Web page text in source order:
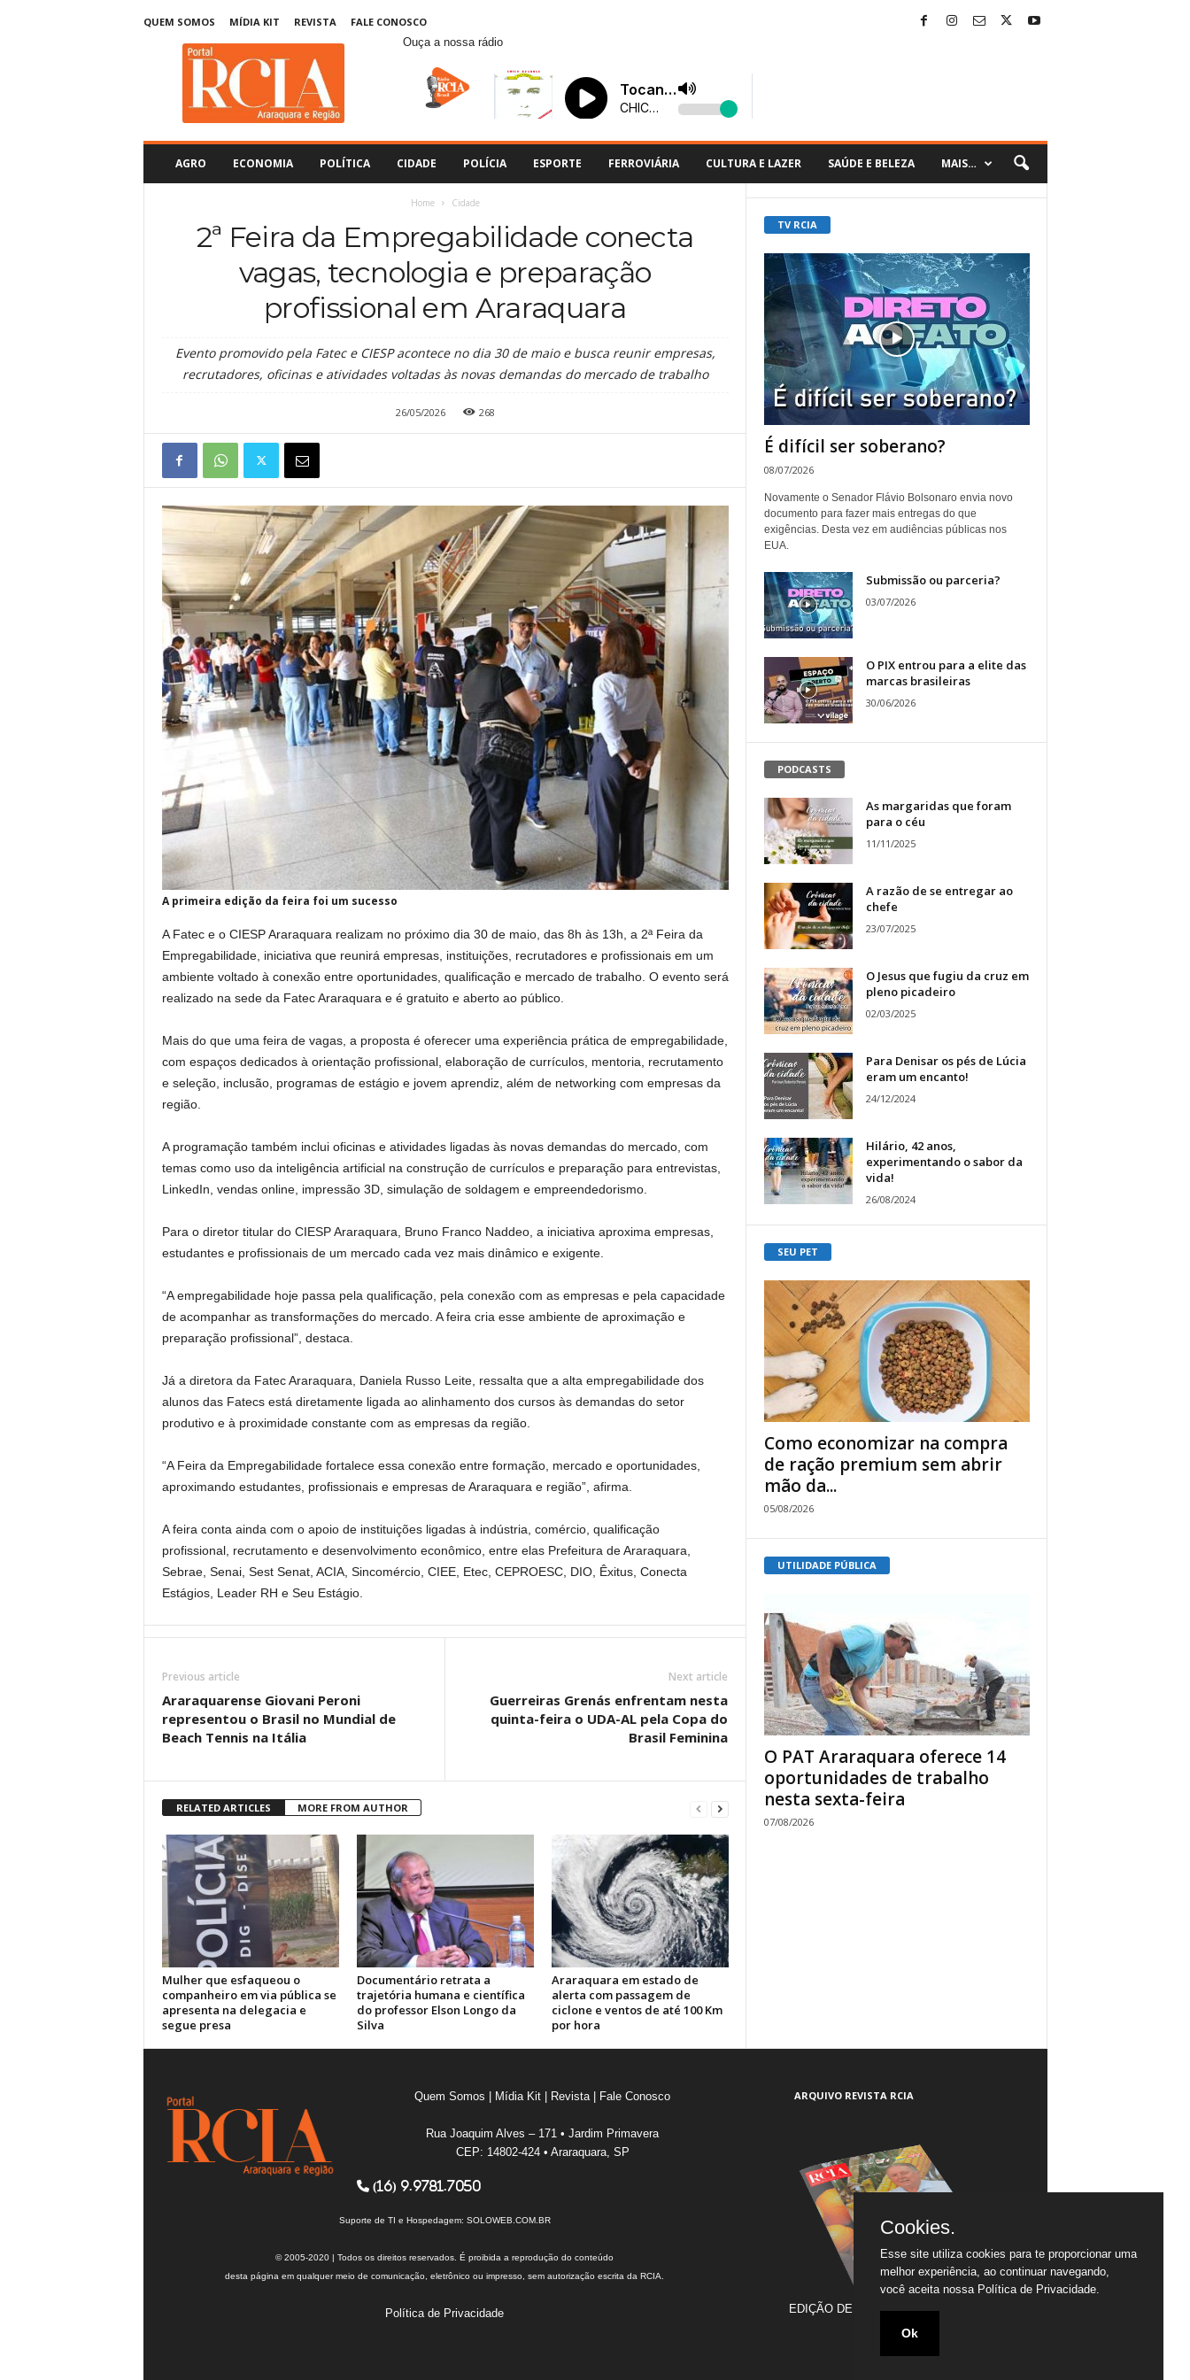
QUEM SOMOS MÍDIA KIT REVISTA
FALE CONOSCO
Ouça a nossa rádio
AGRO ECONOMIA POLÍTICA CIDADE POLÍCIA ESPORTE FERROVIÁRIA CULTURA E LAZER SAÚDE E BELEZA MAIS…
Home Cidade
2ª Feira da Empregabilidade conecta
vagas, tecnologia e preparação
profissional em Araraquara
Evento promovido pela Fatec e CIESP acontece no dia 30 de maio e busca reunir empresas,
recrutadores, oficinas e atividades voltadas às novas demandas do mercado de trabalho
26/05/2026 268
A primeira edição da feira foi um sucesso
A Fatec e o CIESP Araraquara realizam no próximo dia 30 de maio, das 8h às 13h, a 2ª Feira da
Empregabilidade, iniciativa que reunirá empresas, instituições, recrutadores e profissionais em um
ambiente voltado à conexão entre oportunidades, qualificação e mercado de trabalho. O evento será
realizado na sede da Fatec Araraquara e é gratuito e aberto ao público.
Mais do que uma feira de vagas, a proposta é oferecer uma experiência prática de empregabilidade,
com espaços dedicados à orientação profissional, elaboração de currículos, mentoria, recrutamento
e seleção, inclusão, programas de estágio e jovem aprendiz, além de networking com empresas da
região.
A programação também inclui oficinas e atividades ligadas às novas demandas do mercado, com
temas como uso da inteligência artificial na construção de currículos e preparação para entrevistas,
LinkedIn, vendas online, impressão 3D, simulação de soldagem e empreendedorismo.
Para o diretor titular do CIESP Araraquara, Bruno Franco Naddeo, a iniciativa aproxima empresas,
estudantes e profissionais de um mercado cada vez mais dinâmico e exigente.
“A empregabilidade hoje passa pela qualificação, pela conexão com as empresas e pela capacidade
de acompanhar as transformações do mercado. A feira cria esse ambiente de aproximação e
preparação profissional”, destaca.
Já a diretora da Fatec Araraquara, Daniela Russo Leite, ressalta que a alta empregabilidade dos
alunos das Fatecs está diretamente ligada ao alinhamento dos cursos às demandas do setor
produtivo e à proximidade constante com as empresas da região.
“A Feira da Empregabilidade fortalece essa conexão entre formação, mercado e oportunidades,
aproximando estudantes, profissionais e empresas de Araraquara e região”, afirma.
A feira conta ainda com o apoio de instituições ligadas à indústria, comércio, qualificação
profissional, recrutamento e desenvolvimento econômico, entre elas Prefeitura de Araraquara,
Sebrae, Senai, Sest Senat, ACIA, Sincomércio, CIEE, Etec, CEPROESC, DIO, Êxitus, Conecta
Estágios, Leader RH e Seu Estágio.
Previous article
Araraquarense Giovani Peroni
representou o Brasil no Mundial de
Beach Tennis na Itália
Next article
Guerreiras Grenás enfrentam nesta
quinta-feira o UDA-AL pela Copa do
Brasil Feminina
RELATED ARTICLES MORE FROM AUTHOR
Mulher que esfaqueou o
companheiro em via pública se
apresenta na delegacia e
segue presa
Documentário retrata a
trajetória humana e científica
do professor Elson Longo da
Silva
Araraquara em estado de
alerta com passagem de
ciclone e ventos de até 100 Km
por hora
TV RCIA
É difícil ser soberano?
08/07/2026
Novamente o Senador Flávio Bolsonaro envia novo
documento para fazer mais entregas do que
exigências. Desta vez em audiências públicas nos
EUA.
Submissão ou parceria?
03/07/2026
O PIX entrou para a elite das
marcas brasileiras
30/06/2026
PODCASTS
As margaridas que foram
para o céu
11/11/2025
A razão de se entregar ao
chefe
23/07/2025
O Jesus que fugiu da cruz em
pleno picadeiro
02/03/2025
Para Denisar os pés de Lúcia
eram um encanto!
24/12/2024
Hilário, 42 anos,
experimentando o sabor da
vida!
26/08/2024
SEU PET
Como economizar na compra
de ração premium sem abrir
mão da...
05/08/2026
UTILIDADE PÚBLICA
O PAT Araraquara oferece 14
oportunidades de trabalho
nesta sexta-feira
07/08/2026
Quem Somos Mídia Kit Revista| Fale Conosco
Rua Joaquim Alves – 171 • Jardim Primavera
CEP: 14802-424 • Araraquara, SP
(16) 9.9781.7050
Suporte de TI e Hospedagem: SOLOWEB.COM.BR
© 2005-2020 | Todos os direitos reservados. É proibida a reprodução do conteúdo
desta página em qualquer meio de comunicação, eletrônico ou impresso, sem autorização escrita da RCIA.
Política de Privacidade
ARQUIVO REVISTA RCIA
EDIÇÃO DE JULHO/2005 A JULHO/2020
Cookies.
Esse site utiliza cookies para te proporcionar uma
melhor experiência, ao continuar navegando,
você aceita nossa Política de Privacidade.
Ok